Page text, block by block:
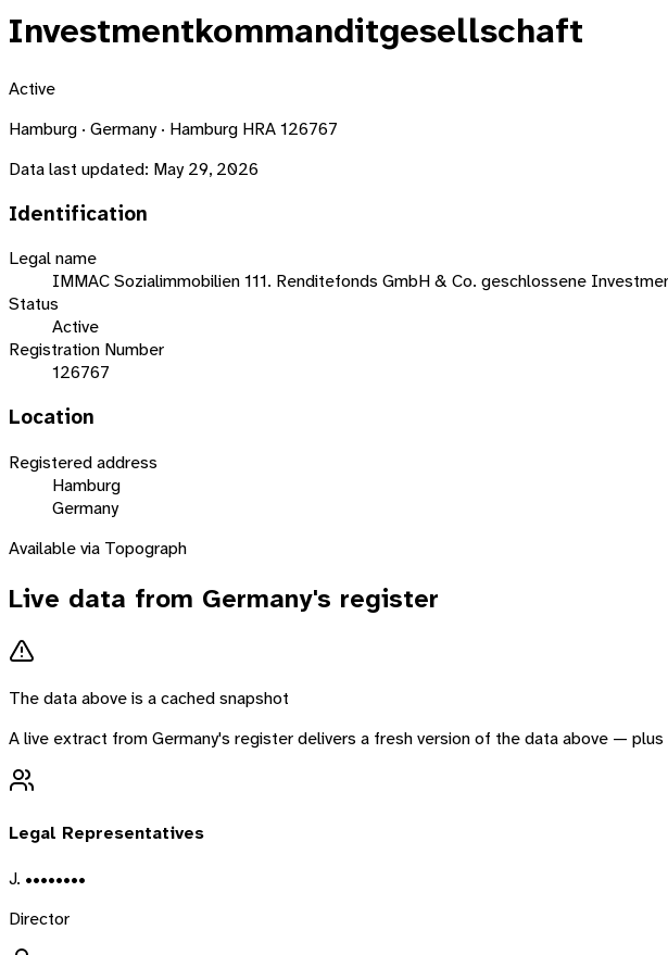
Investmentkommanditgesellschaft
Active
Hamburg · Germany · Hamburg HRA 126767
Data last updated: May 29, 2026
Identification
Legal name
IMMAC Sozialimmobilien 111. Renditefonds GmbH & Co. geschlossene
Status
Active
Registration Number
126767
Location
Registered address
Hamburg
Germany
Available via Topograph
Live data from Germany's register
The data above is a cached snapshot
A live extract fromGermany's register delivers a fresh version of the data above — plus
Legal Representatives
J. ••••••••
Director